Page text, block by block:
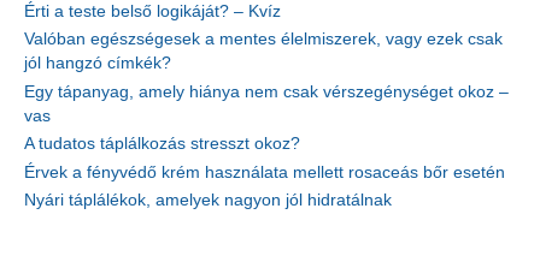
Érti a teste belső logikáját? – Kvíz
Valóban egészségesek a mentes élelmiszerek, vagy ezek csak
jól hangzó címkék?
Egy tápanyag, amely hiánya nem csak vérszegénységet okoz –
vas
A tudatos táplálkozás stresszt okoz?
Érvek a fényvédő krém használata mellett rosaceás bőr esetén
Nyári táplálékok, amelyek nagyon jól hidratálnak